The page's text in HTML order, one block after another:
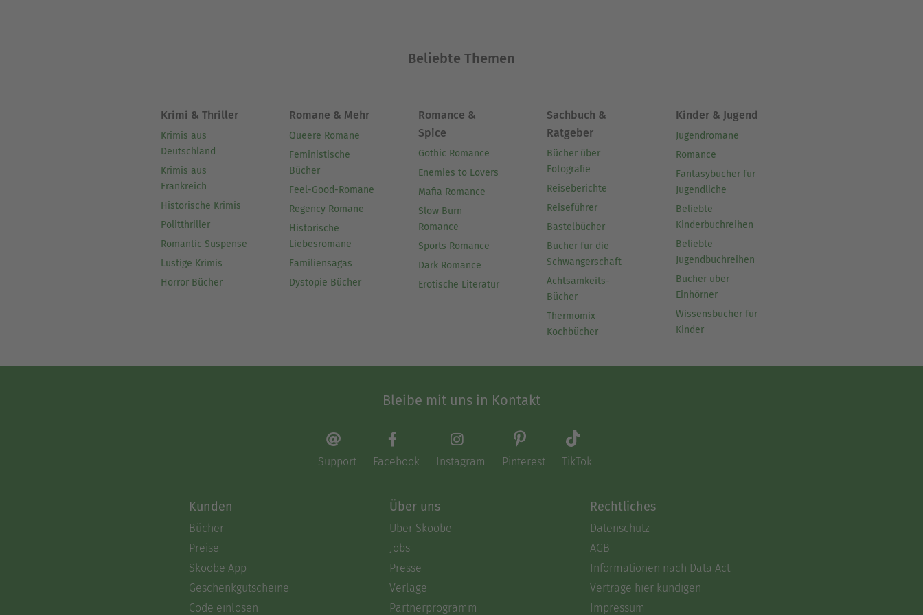
Beliebte Themen
Krimi & Thriller
Krimis aus
Deutschland
Krimis aus
Frankreich
Historische Krimis
Politthriller
Romantic Suspense
Lustige Krimis
Horror Bücher
Romane & Mehr
Queere Romane
Feministische
Bücher
Feel-Good-Romane
Regency Romane
Historische
Liebesromane
Familiensagas
Dystopie Bücher
Romance &
Spice
Gothic Romance
Enemies to Lovers
Mafia Romance
Slow Burn
Romance
Sports Romance
Dark Romance
Erotische Literatur
Sachbuch &
Ratgeber
Bücher über
Fotografie
Reiseberichte
Reiseführer
Bastelbücher
Bücher für die
Schwangerschaft
Achtsamkeits-
Bücher
Thermomix
Kochbücher
Kinder & Jugend
Jugendromane
Romance
Fantasybücher für
Jugendliche
Beliebte
Kinderbuchreihen
Beliebte
Jugendbuchreihen
Bücher über
Einhörner
Wissensbücher für
Kinder
Bleibe mit uns in Kontakt
Support Facebook Instagram Pinterest TikTok
Kunden
Bücher
Preise
Skoobe App
Geschenkgutscheine
Code einlösen
Über uns
Über Skoobe
Jobs
Presse
Verlage
Partnerprogramm
Rechtliches
Datenschutz
AGB
Informationen nach Data Act
Verträge hier kündigen
Impressum